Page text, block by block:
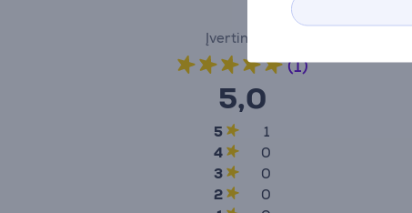
Įvertinimas
(1)
5,0
5
1
4
0
3
0
2
0